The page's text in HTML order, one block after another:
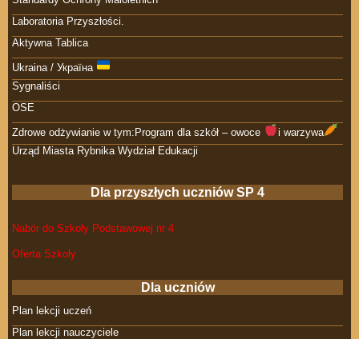
Laboratoria Przyszłości.
Aktywna Tablica
Ukraina / Україна
Sygnaliści
OSE
Zdrowe odżywianie w tym:Program dla szkół – owoce
i warzywa
Urząd Miasta Rybnika Wydział Edukacji
Dla przyszłych uczniów SP 4
Nabór do Szkoły Podstawowej nr 4
Oferta Szkoły
Dla uczniów
Plan lekcji uczeń
Plan lekcji nauczyciele